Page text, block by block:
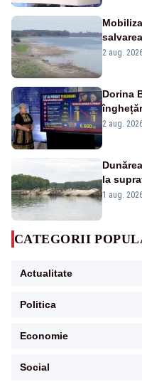
va
2 aug.
Dorina
2 aug.
la
război
1 aug.
CATEGORII
Actualitate
Politica
Economie
Social